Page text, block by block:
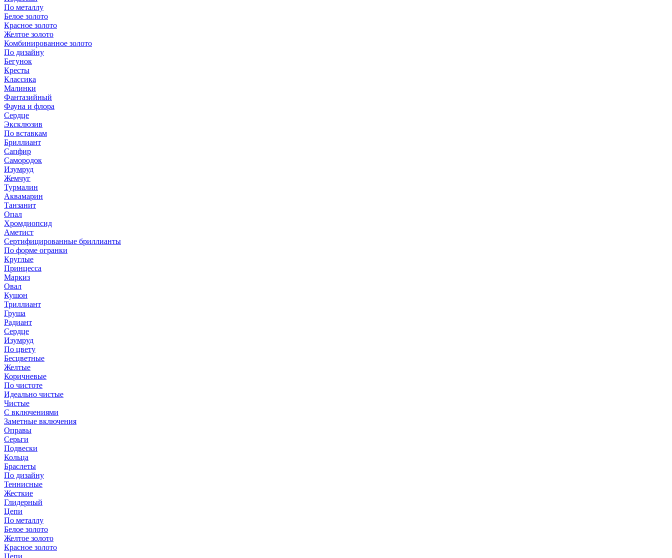
По металлу
Белое золото
Красное золото
Желтое золото
Комбинированное золото
По дизайну
Бегунок
Кресты
Классика
Малинки
Фантазийный
Фауна и флора
Сердце
Эксклюзив
По вставкам
Бриллиант
Сапфир
Самородок
Изумруд
Жемчуг
Турмалин
Аквамарин
Танзанит
Опал
Хромдиопсид
Аметист
Сертифицированные бриллианты
По форме огранки
Круглые
Принцесса
Маркиз
Овал
Кушон
Триллиант
Груша
Радиант
Сердце
Изумруд
По цвету
Бесцветные
Желтые
Коричневые
По чистоте
Идеально чистые
Чистые
С включениями
Заметные включения
Оправы
Серьги
Подвески
Кольца
Браслеты
По дизайну
Теннисные
Жесткие
Глидерный
Цепи
По металлу
Белое золото
Желтое золото
Красное золото
Цепи